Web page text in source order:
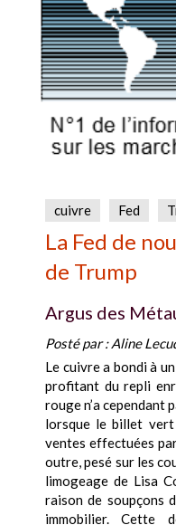
cuivre Fed
La Fed de
de Trump
Argus des
Posté par :Aline
Le cuivre a bondi à
profitant du repli
rouge n’a cependant
lorsque le billet
ventes effectuées
outre, pesé sur les
limogeage de Lisa
raison de soupçons
immobilier. Cette